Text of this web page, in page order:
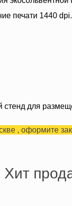
печати 1440 dpi.
для
, оформите
Хит